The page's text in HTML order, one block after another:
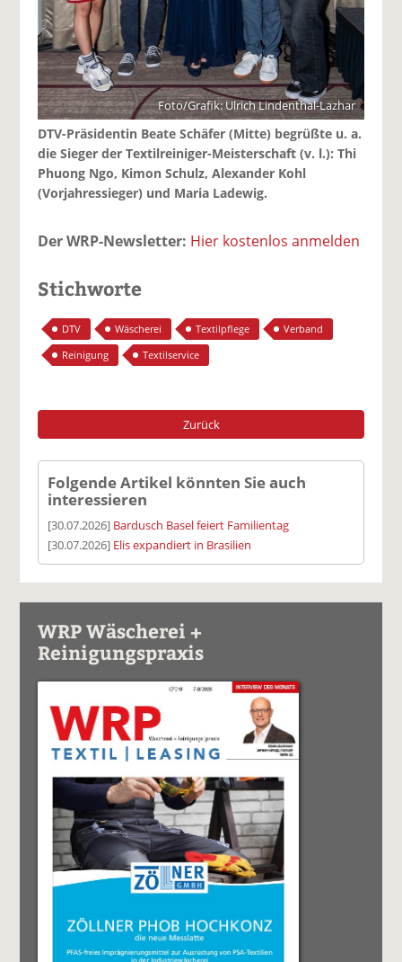
Foto/Grafik: Ulrich Lindenthal-Lazhar
DTV-Präsidentin Beate Schäfer (Mitte) begrüßte u. a.
die Sieger der Textilreiniger-Meisterschaft (v. l.): Thi
Phuong Ngo, Kimon Schulz, Alexander Kohl
(Vorjahressieger) und Maria Ladewig.
Der WRP-Newsletter: Hier kostenlos anmelden
Stichworte
DTV Wäscherei Textilpflege
Verband
Reinigung
Textilservice
Zurück
Folgende Artikel könnten Sie auch
interessieren
[30.07.2026] Bardusch Basel feiert Familientag
[30.07.2026] Elis expandiert in Brasilien
WRP Wäscherei +
Reinigungspraxis